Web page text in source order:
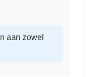
aan zowel